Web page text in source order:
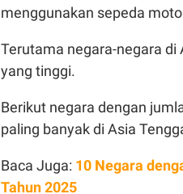
menggunakan sepeda
Terutama negara-negara
yang tinggi.
Berikut negara dengan
paling banyak di Asia
Baca Juga: 10 Negara
Tahun 2025